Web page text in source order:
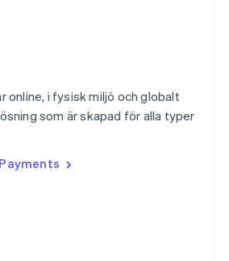
online, i fysisk miljö och globalt
som är skapad för alla typer
English